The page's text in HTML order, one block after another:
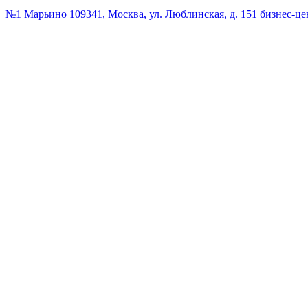
№1 Марьино 109341, Москва, ул. Люблинская, д. 151 бизнес-